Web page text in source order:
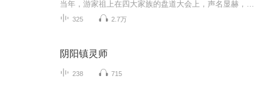
325 2.7万
阴阳镇灵师
238 715